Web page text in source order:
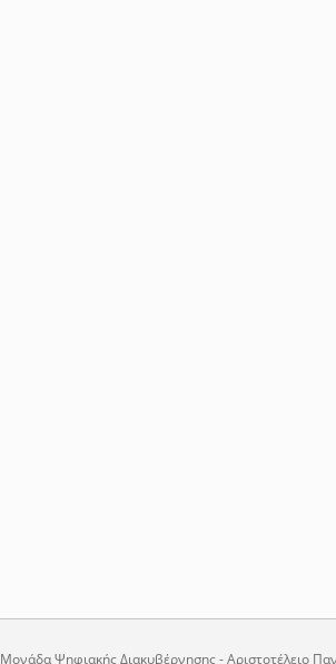
Μονάδα Ψηφιακής Διακυβέρνησης - Αριστοτέλειο